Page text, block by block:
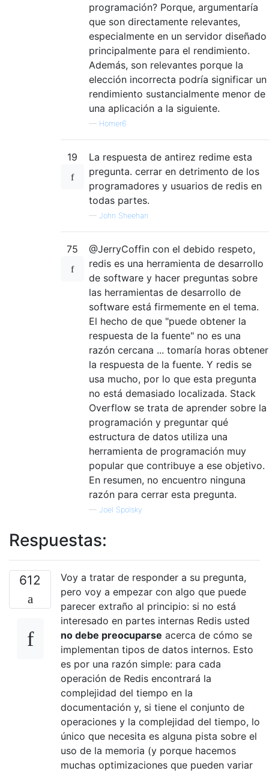
programación? Porque, argumentaría
que son directamente relevantes,
especialmente en un servidor diseñado
principalmente para el rendimiento.
Además, son relevantes porque la
elección incorrecta podría significar un
rendimiento sustancialmente menor de
una aplicación a la siguiente.
— Homer6
19
La respuesta de antirez redime esta
pregunta. cerrar en detrimento de los
programadores y usuarios de redis en
todas partes.
— John Sheehan
75
@JerryCoffin con el debido respeto,
redis es una herramienta de desarrollo
de software y hacer preguntas sobre
las herramientas de desarrollo de
software está firmemente en el tema.
El hecho de que "puede obtener la
respuesta de la fuente" no es una
razón cercana ... tomaría horas obtener
la respuesta de la fuente. Y redis se
usa mucho, por lo que esta pregunta
no está demasiado localizada. Stack
Overflow se trata de aprender sobre la
programación y preguntar qué
estructura de datos utiliza una
herramienta de programación muy
popular que contribuye a ese objetivo.
En resumen, no encuentro ninguna
razón para cerrar esta pregunta.
— Joel Spolsky
Respuestas:
612
Voy a tratar de responder a su pregunta,
pero voy a empezar con algo que puede
parecer extraño al principio: si no está
interesado en partes internas Redis usted
no debe preocuparse acerca de cómo se
implementan tipos de datos internos. Esto
es por una razón simple: para cada
operación de Redis encontrará la
complejidad del tiempo en la
documentación y, si tiene el conjunto de
operaciones y la complejidad del tiempo, lo
único que necesita es alguna pista sobre el
uso de la memoria (y porque hacemos
muchas optimizaciones que pueden variar